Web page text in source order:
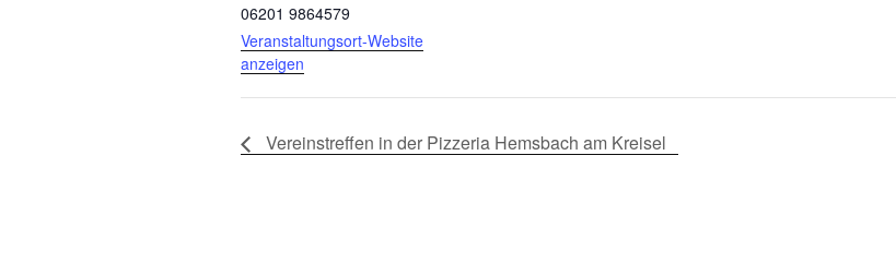
06201 9864579
Veranstaltungsort-Website
anzeigen
Vereinstreffen in der Pizzeria Hemsbach am Kreisel